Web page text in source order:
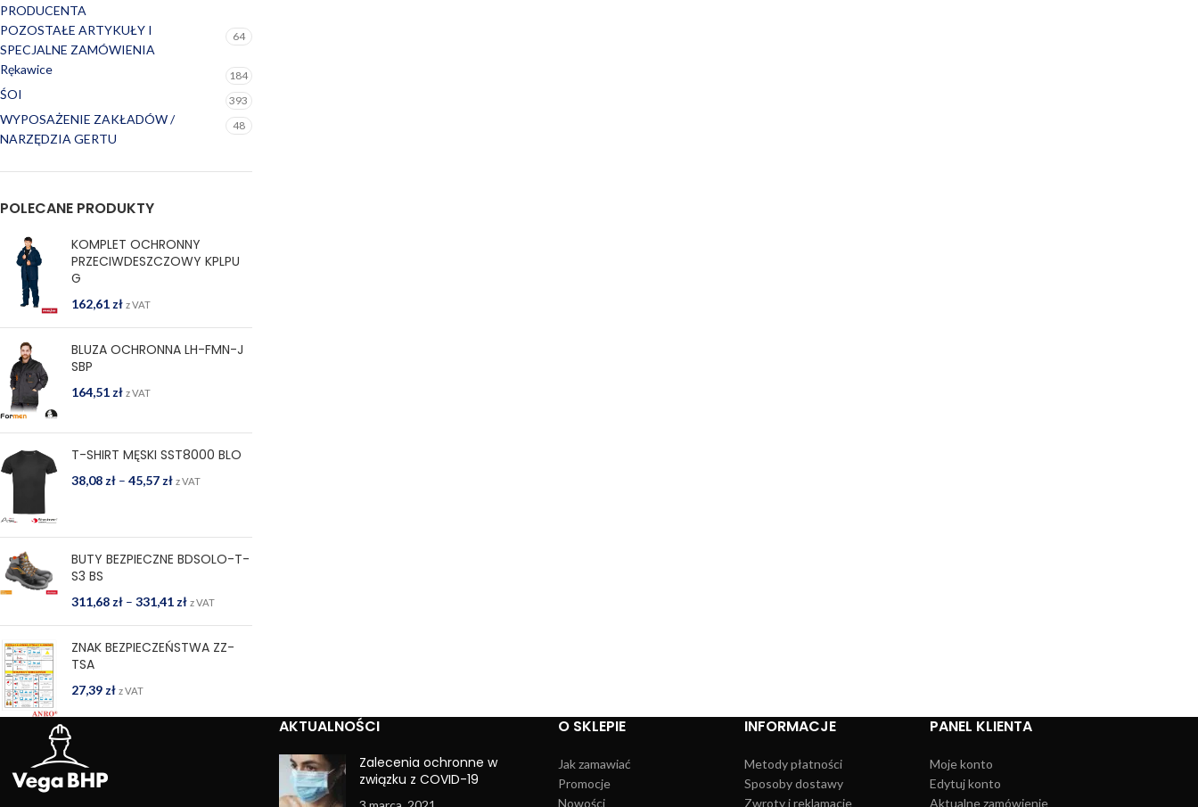
PRODUCENTA
POZOSTAŁE ARTYKUŁY I
SPECJALNE ZAMÓWIENIA
64
Rękawice 184
ŚOI 393
WYPOSAŻENIE ZAKŁADÓW /
NARZĘDZIA GERTU
48
POLECANE PRODUKTY
KOMPLET OCHRONNY
PRZECIWDESZCZOWY KPLPU
G
162,61 zł z VAT
BLUZA OCHRONNA LH-FMN-J
SBP
164,51 zł z VAT
T-SHIRT MĘSKI SST8000 BLO
38,08 zł – 45,57 zł z VAT
BUTY BEZPIECZNE BDSOLO-T-
S3 BS
311,68 zł – 331,41 zł z VAT
ZNAK BEZPIECZEŃSTWA ZZ-
TSA
27,39 zł z VAT
AKTUALNOŚCI
Zalecenia ochronne w
związku z COVID-19
O SKLEPIE
Jak zamawiać
Promocje
Nowości
INFORMACJE
Metody płatności
Sposoby dostawy
Zwroty i reklamacje
PANEL KLIENTA
Moje konto
Edytuj konto
Aktualne zamówienie